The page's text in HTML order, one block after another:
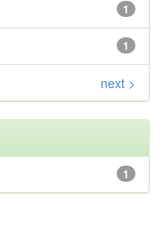
1
1
next >
1